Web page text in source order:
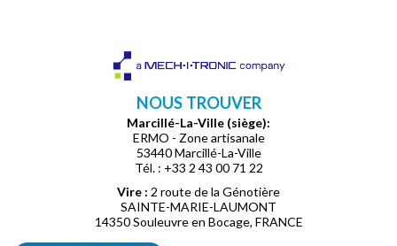
NOUS TROUVER
Marcillé-La-Ville (siège):
ERMO - Zone artisanale
53440 Marcillé-La-Ville
Tél. : +33 2 43 00 71 22
Vire : 2 route de la Génotière
SAINTE-MARIE-LAUMONT
14350 Souleuvre en Bocage, FRANCE